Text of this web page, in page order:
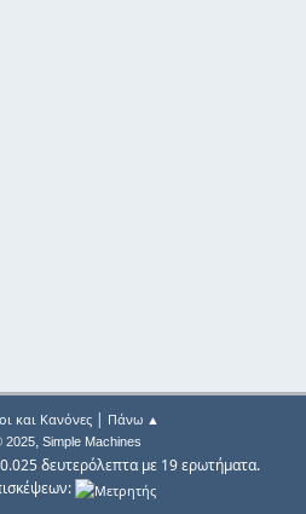
και Κανόνες| Πάνω ▲
2025, Simple Machines
δευτερόλεπτα με 19 ερωτήματα.